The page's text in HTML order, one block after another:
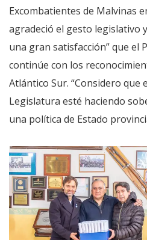
Excombatientes de Malvinas
agradeció el gesto legislativo
una gran satisfacción” que el
continúe con los
Atlántico Sur. “Considero que
Legislatura esté haciendo
una política de Estado